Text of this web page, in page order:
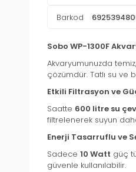
Barkod
Sobo WP-1300F
Akvaryumunuzda
çözümdür. Tatlı su ve
Etkili Filtrasyon ve
Saatte 600 litre su
filtrelenerek suyun
Enerji Tasarruflu ve
Sadece 10 Watt güç
güvenle kullanılabilir.